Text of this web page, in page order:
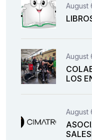
August
August
LOS
August